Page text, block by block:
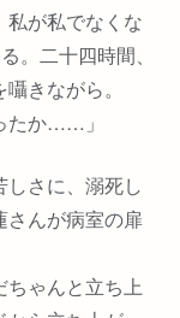
私が私でなくな
。二十四時間、
きながら。
たか……」
さに、溺死し
さんが病室の扉
ゃんと立ち上